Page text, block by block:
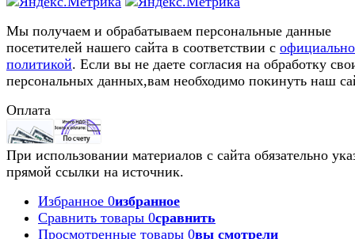
Мы получаем и обрабатываем персональные данные
посетителей нашего сайта в соответствии с
политикой. Если вы не даете согласия на обработку
персональных данных,вам необходимо покинуть наш
Оплата
При использовании материалов с сайта обязательно
прямой ссылки на источник.
Избранное 0избранное
Сравнить товары 0сравнить
Просмотренные товары 0вы смотрели